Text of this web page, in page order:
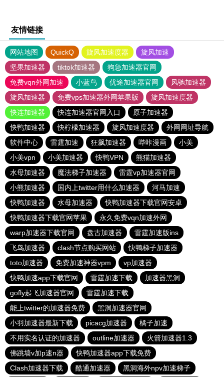
友情链接
网站地图 QuickQ 旋风加速度器
旋风加速
坚果加速器
tiktok加速器
狗急加速器官网
免费vqn外网加速
小蓝鸟 优途加速器官网
风驰加速器
旋风加速器
免费vps加速器外网苹果版
旋风加速度器
快连加速器
快连加速器官网入口
原子加速器
快鸭加速器
快柠檬加速器 旋风加速度器
外网网址导航
软件中心
雷霆加速 狂飙加速器 哔咔漫画
小美
小美vpn
小美加速器 快鸭VPN
熊猫加速器
水母加速器
魔法梯子加速器
雷霆vp加速器官网
小熊加速器
国内上twitter用什么加速器
河马加速
快鸭加速器
水母加速器
快鸭加速器下载官网安卓
快鸭加速器下载官网苹果
永久免费vqn加速外网
warp加速器下载官网
盘古加速器
雷霆加速版ins
飞鸟加速器
clash节点购买网站
快鸭梯子加速器
toto加速器
免费加速神器vpm
vp加速器
快鸭加速app下载官网
雷霆加速下载
加速器黑洞
gofly起飞加速器官网
雷霆加速下载
能上twitter的加速器免费
黑洞加速器官网
小羽加速器最新下载
picacg加速器
橘子加速
不用实名认证的加速器
outline加速器
火箭加速器1.3
佛跳墙v加p速n器
快鸭加速器app下载免费
Clash加速器下载
酷通加速器 黑洞海外npv加速梯子